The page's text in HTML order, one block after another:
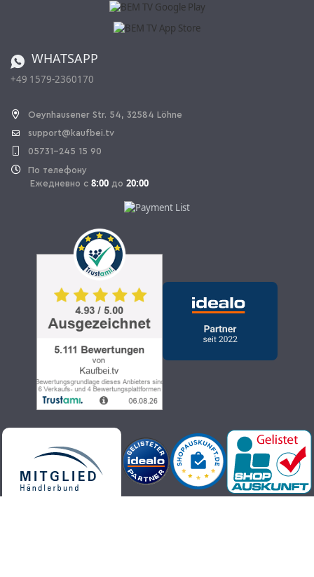
OPAL_WITHDRAW_LINK_TEXT
WHATSAPP
+49 1579-2360170
Oeynhausener Str. 54, 32584 Löhne
support@kaufbei.tv
05731-245 15 90
По телефону
Ежедневно с 8:00 до 20:00